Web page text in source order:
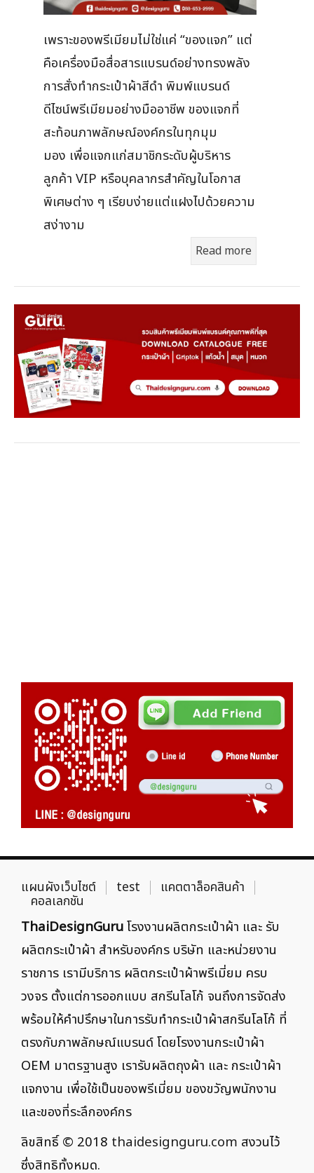
เพราะของพรีเมียมไม่ใช่แค่ “ของแจก” แต่
คือเครื่องมือสื่อสารแบรนด์อย่างทรงพลัง
การสั่งทำกระเป๋าผ้าสีดำ พิมพ์แบรนด์
ดีไซน์พรีเมียมอย่างมืออาชีพ ของแจกที่
สะท้อนภาพลักษณ์องค์กรในทุกมุม
มอง เพื่อแจกแก่สมาชิกระดับผู้บริหาร
ลูกค้า VIP หรือบุคลากรสำคัญในโอกาส
พิเศษต่าง ๆ เรียบง่ายแต่แฝงไปด้วยความ
สง่างาม
Read more
แผนผังเว็บไซต์ test แคตตาล็อคสินค้า
คอลเลกชัน
ThaiDesignGuruโรงงานผลิตกระเป๋าผ้า และ รับ
ผลิตกระเป๋าผ้า สำหรับองค์กร บริษัท และหน่วยงาน
ราชการ เรามีบริการ ผลิตกระเป๋าผ้าพรีเมี่ยม ครบ
วงจร ตั้งแต่การออกแบบ สกรีนโลโก้ จนถึงการจัดส่ง
พร้อมให้คำปรึกษาในการรับทำกระเป๋าผ้าสกรีนโลโก้ ที่
ตรงกับภาพลักษณ์แบรนด์ โดยโรงงานกระเป๋าผ้า
OEM มาตรฐานสูง เรารับผลิตถุงผ้า และ กระเป๋าผ้า
แจกงาน เพื่อใช้เป็นของพรีเมี่ยม ของขวัญพนักงาน
และของที่ระลึกองค์กร
ลิขสิทธิ์ © 2018 thaidesignguru.com สงวนไว้
ซึ่งสิทธิทั้งหมด.